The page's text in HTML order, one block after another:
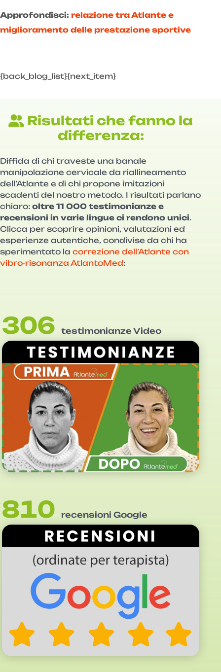
Approfondisci: relazione tra Atlante e
miglioramento delle prestazione sportive
{back_blog_list}{next_item}
Risultati che fanno la
differenza:
Diffida di chi traveste una banale
manipolazione cervicale da riallineamento
dell’Atlante e di chi propone imitazioni
scadenti del nostro metodo. I risultati parlano
chiaro: oltre 11 000 testimonianze e
recensioni in varie lingue ci rendono unici.
Clicca per scoprire opinioni, valutazioni ed
esperienze autentiche, condivise da chi ha
sperimentato la correzione dell’Atlante con
vibro-risonanza AtlantoMed:
306 testimonianze Video
810 recensioni Google